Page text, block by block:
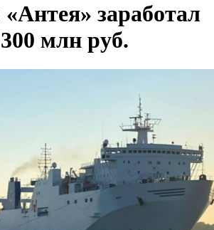
заработал
млн руб.